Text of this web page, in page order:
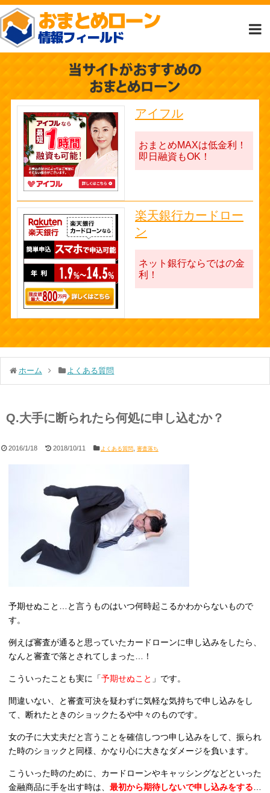
アイフル
おまとめMAXは低金利！
即日融資もOK！
楽天銀行カードロー
ン
ネット銀行ならではの金
利！
ホーム よくある質問
Q.大手に断られたら何処に申し込むか？
2016/1/18 2018/10/11 よくある質問, 審査落ち
予期せぬこと…と言うものはいつ何時起こるかわからないもので
す。
例えば審査が通ると思っていたカードローンに申し込みをしたら、
なんと審査で落とされてしまった…！
こういったことも実に「予期せぬこと 」です。
間違いない、と審査可決を疑わずに気軽な気持ちで申し込みをし
て、断れたときのショックたるや中々のものです。
女の子に大丈夫だと言うことを確信しつつ申し込みをして、振られ
た時のショックと同様、かなり心に大きなダメージを負います。
こういった時のために、カードローンやキャッシングなどといった
金融商品に手を出す時は、 最初から期待しないで申し込みをする